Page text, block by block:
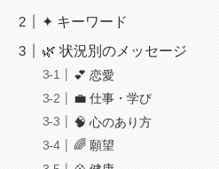
✦ キーワード
🌿 状況別のメッセージ
💕 恋愛
💼 仕事・学び
🧠 心のあり方
🌈 願望